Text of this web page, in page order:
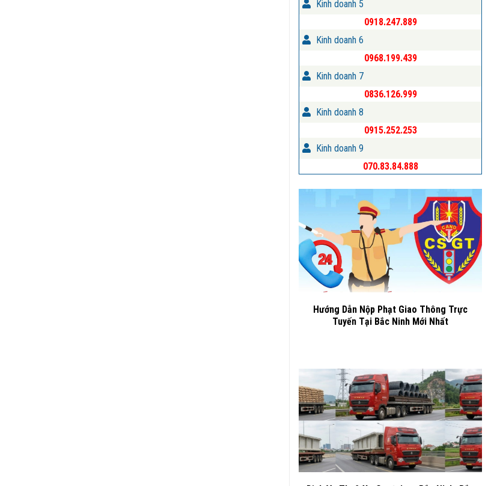
Kinh doanh 5
0918.247.889
Kinh doanh 6
0968.199.439
Kinh doanh 7
0836.126.999
Kinh doanh 8
0915.252.253
Kinh doanh 9
070.83.84.888
Hướng Dẫn Nộp Phạt Giao Thông Trực
Tuyến Tại Bắc Ninh Mới Nhất